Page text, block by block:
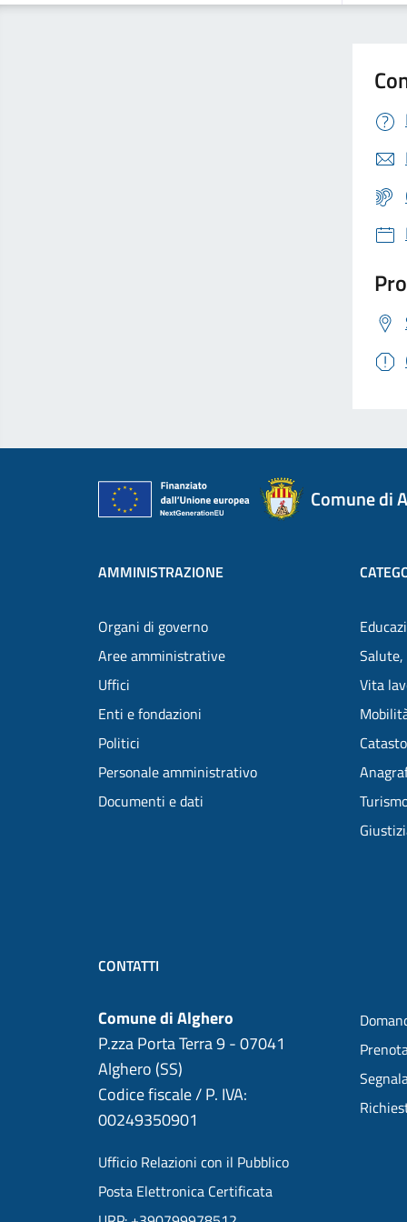
Comune di
AMMINISTRAZIONE
Organi di governo
Aree amministrative
Uffici
Enti e fondazioni
Politici
Personale amministrativo
Documenti e dati
Salute,
Vita
CONTATTI
Comune di Alghero
P.zza Porta Terra 9 - 07041
Alghero (SS)
Codice fiscale / P. IVA:
00249350901
Ufficio Relazioni con il Pubblico
Posta Elettronica Certificata